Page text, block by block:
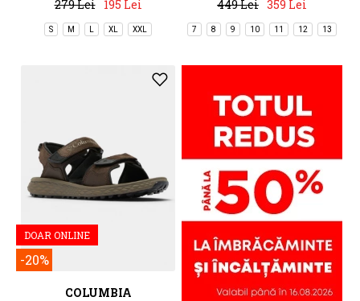
279 Lei 195 Lei
S M XL XXL
449 Lei 359 Lei
7 8 9 10 11 12 13
DOAR ONLINE
-20%
COLUMBIA